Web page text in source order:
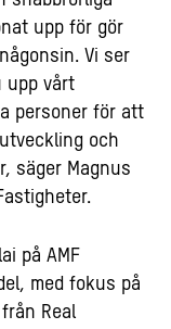
upp för gör
Vi ser
upp vårt
personer för att
och
säger Magnus
på AMF
med fokus på
Real